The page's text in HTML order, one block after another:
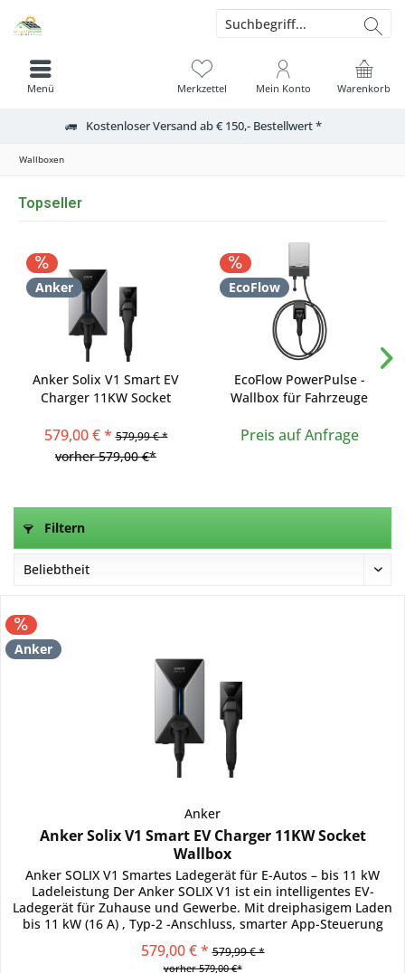
Kostenloser Versand ab € 150,- Bestellwert *
Warenkorb
Merkzettel Mein Konto
Menü
Wallboxen
Topseller
Anker
Anker Solix V1 Smart EV
Charger 11KW Socket
579,00 € * 579,99 € *
vorher 579,00 €*
EcoFlow
EcoFlow PowerPulse -
Wallbox für Fahrzeuge
Preis auf Anfrage
Filtern
Anker
Anker
Anker Solix V1 Smart EV Charger 11KW Socket
Wallbox
Anker SOLIX V1 Smartes Ladegerät für E-Autos – bis 11 kW
Ladeleistung Der Anker SOLIX V1 ist ein intelligentes EV-
Ladegerät für Zuhause und Gewerbe. Mit dreiphasigem Laden
bis 11 kW (16 A) , Typ-2 -Anschluss, smarter App-Steuerung
579,00 € * 579,99 € *
vorher 579,00 €*